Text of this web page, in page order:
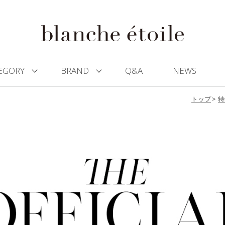
BRAND Q&A NEWS
トップ